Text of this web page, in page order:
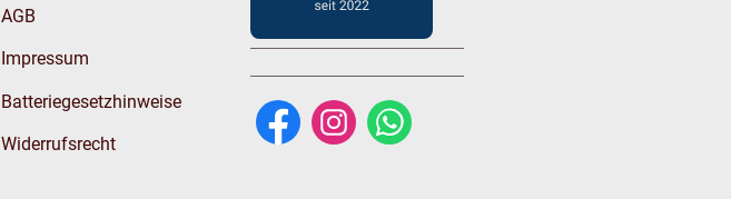
AGB
Impressum
Batteriegesetzhinweise
Widerrufsrecht